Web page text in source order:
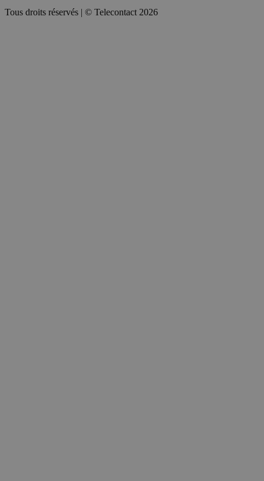
Tous droits réservés | © Telecontact 2026